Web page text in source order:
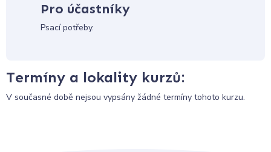
Pro účastníky
Psací potřeby.
Termíny a lokality kurzů:
V současné době nejsou vypsány žádné termíny tohoto kurzu.